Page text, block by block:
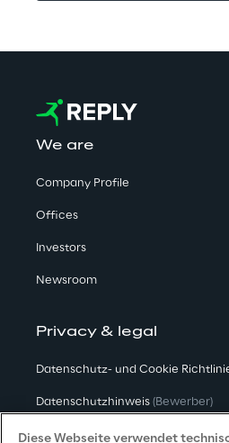
We are
Company Profile
Offices
Investors
Newsroom
Privacy & legal
Datenschutz- und Cookie
Datenschutzhinweis (Bewerber)
Datenschutzhinweis(Kunden)
Diese Webseite verwendet